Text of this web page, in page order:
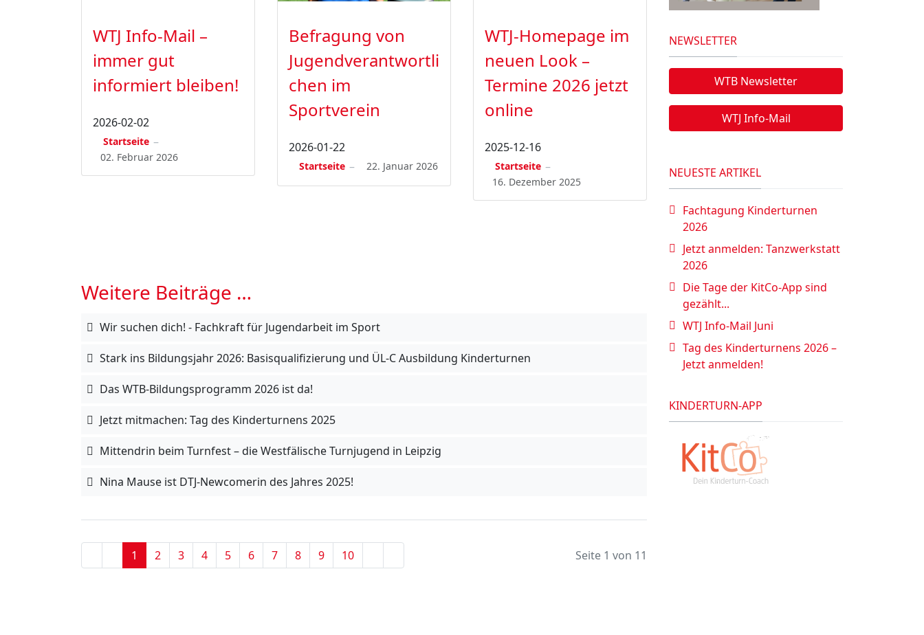
WTJ Info-Mail –
immer gut
informiert bleiben!
2026-02-02
Startseite
02. Februar 2026
Befragung von
Jugendverantwortli
chen im
Sportverein
2026-01-22
Startseite 22. Januar 2026
WTJ-Homepage im
neuen Look –
Termine 2026 jetzt
online
2025-12-16
Startseite
16. Dezember 2025
Weitere Beiträge …
Wir suchen dich! - Fachkraft für Jugendarbeit im Sport
Stark ins Bildungsjahr 2026: Basisqualifizierung und ÜL-C Ausbildung Kinderturnen
Das WTB-Bildungsprogramm 2026 ist da!
Jetzt mitmachen: Tag des Kinderturnens 2025
Mittendrin beim Turnfest – die Westfälische Turnjugend in Leipzig
Nina Mause ist DTJ-Newcomerin des Jahres 2025!
1 2 3 4 5 6 7 8 9 10 Seite 1 von 11
NEWSLETTER
WTB Newsletter
WTJ Info-Mail
NEUESTE ARTIKEL
Fachtagung Kinderturnen
2026
Jetzt anmelden: Tanzwerkstatt
2026
Die Tage der KitCo-App sind
gezählt...
WTJ Info-Mail Juni
Tag des Kinderturnens 2026 –
Jetzt anmelden!
KINDERTURN-APP